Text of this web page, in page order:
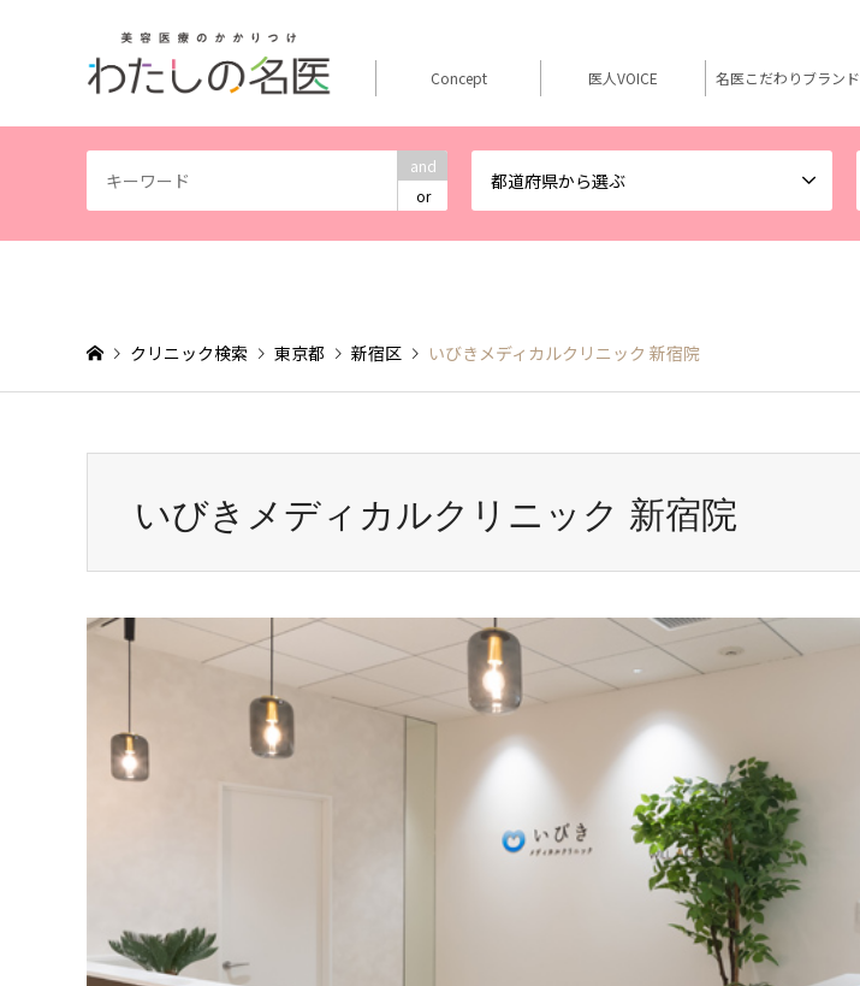
and
or
都道府県から選ぶ
Concept 医人VOICE 名医こだわりブランド
クリニック検索 東京都 新宿区 いびきメディカルクリニック 新宿院
いびきメディカルクリニック 新宿院